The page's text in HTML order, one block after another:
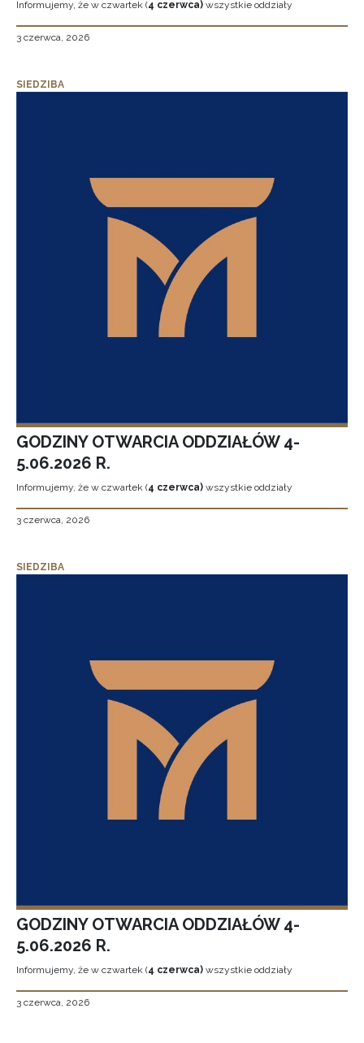
Informujemy, że w czwartek (4 czerwca) wszystkie oddziały
3 czerwca, 2026
SIEDZIBA
GODZINY OTWARCIA ODDZIAŁÓW 4-
5.06.2026 R.
Informujemy, że w czwartek (4 czerwca) wszystkie oddziały
3 czerwca, 2026
SIEDZIBA
GODZINY OTWARCIA ODDZIAŁÓW 4-
5.06.2026 R.
Informujemy, że w czwartek (4 czerwca) wszystkie oddziały
3 czerwca, 2026